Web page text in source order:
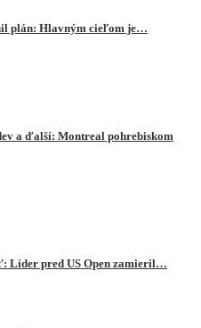
plán: Hlavným cieľom je…
a ďalší: Montreal pohrebiskom
Líder pred US Open zamieril…